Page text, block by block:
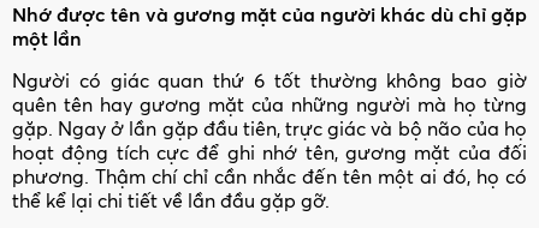
Nhớ được tên và gương mặt của người khác dù chỉ gặp
một lần
Người có giác quan thứ 6 tốt thường không bao giờ
quên tên hay gương mặt của những người mà họ từng
gặp. Ngay ở lần gặp đầu tiên, trực giác và bộ não của họ
hoạt động tích cực để ghi nhớ tên, gương mặt của đối
phương. Thậm chí chỉ cần nhắc đến tên một ai đó, họ có
thể kể lại chi tiết về lần đầu gặp gỡ.